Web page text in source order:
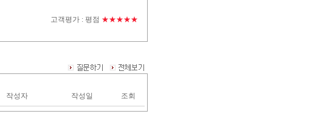
고객평가 : 평점 ★★★★★
작성자 작성일 조회